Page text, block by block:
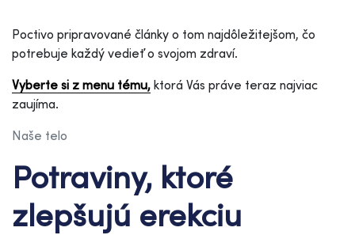
Poctivo pripravované články o tom najdôležitejšom, čo
potrebuje každý vedieť o svojom zdraví.
Vyberte si z menu tému, ktorá Vás práve teraz najviac
zaujíma.
Naše telo
Potraviny, ktoré
zlepšujú erekciu